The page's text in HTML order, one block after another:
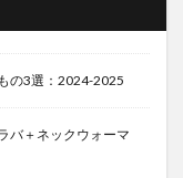
の3選：2024-2025
バ＋ネックウォーマ